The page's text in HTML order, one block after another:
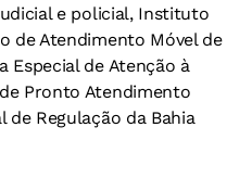
e policial, Instituto
de Atendimento Móvel de
Especial de Atenção à
Pronto Atendimento
de Regulação da Bahia